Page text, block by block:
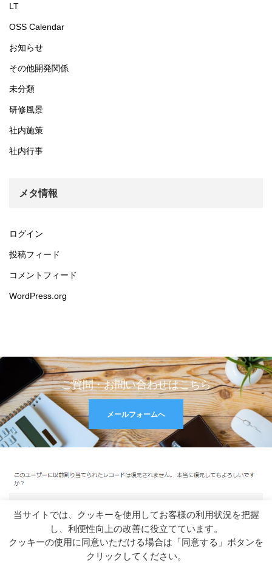
LT
OSS Calendar
お知らせ
その他開発関係
未分類
研修風景
社内施策
社内行事
メタ情報
ログイン
投稿フィード
コメントフィード
WordPress.org
ご質問・お問い合わせはこちら
メールフォームへ
RSS
当サイトでは、クッキーを使用してお客様の利用状況を把握
し、利便性向上の改善に役立てています。
クッキーの使用に同意いただける場合は「同意する」ボタンを
クリックしてください。